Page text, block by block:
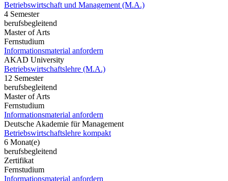
Betriebswirtschaft und Management (M.A.)
4 Semester
berufsbegleitend
Master of Arts
Fernstudium
Informationsmaterial anfordern
AKAD University
Betriebswirtschaftslehre (M.A.)
12 Semester
berufsbegleitend
Master of Arts
Fernstudium
Informationsmaterial anfordern
Deutsche Akademie für Management
Betriebswirtschaftslehre kompakt
6 Monat(e)
berufsbegleitend
Zertifikat
Fernstudium
Informationsmaterial anfordern